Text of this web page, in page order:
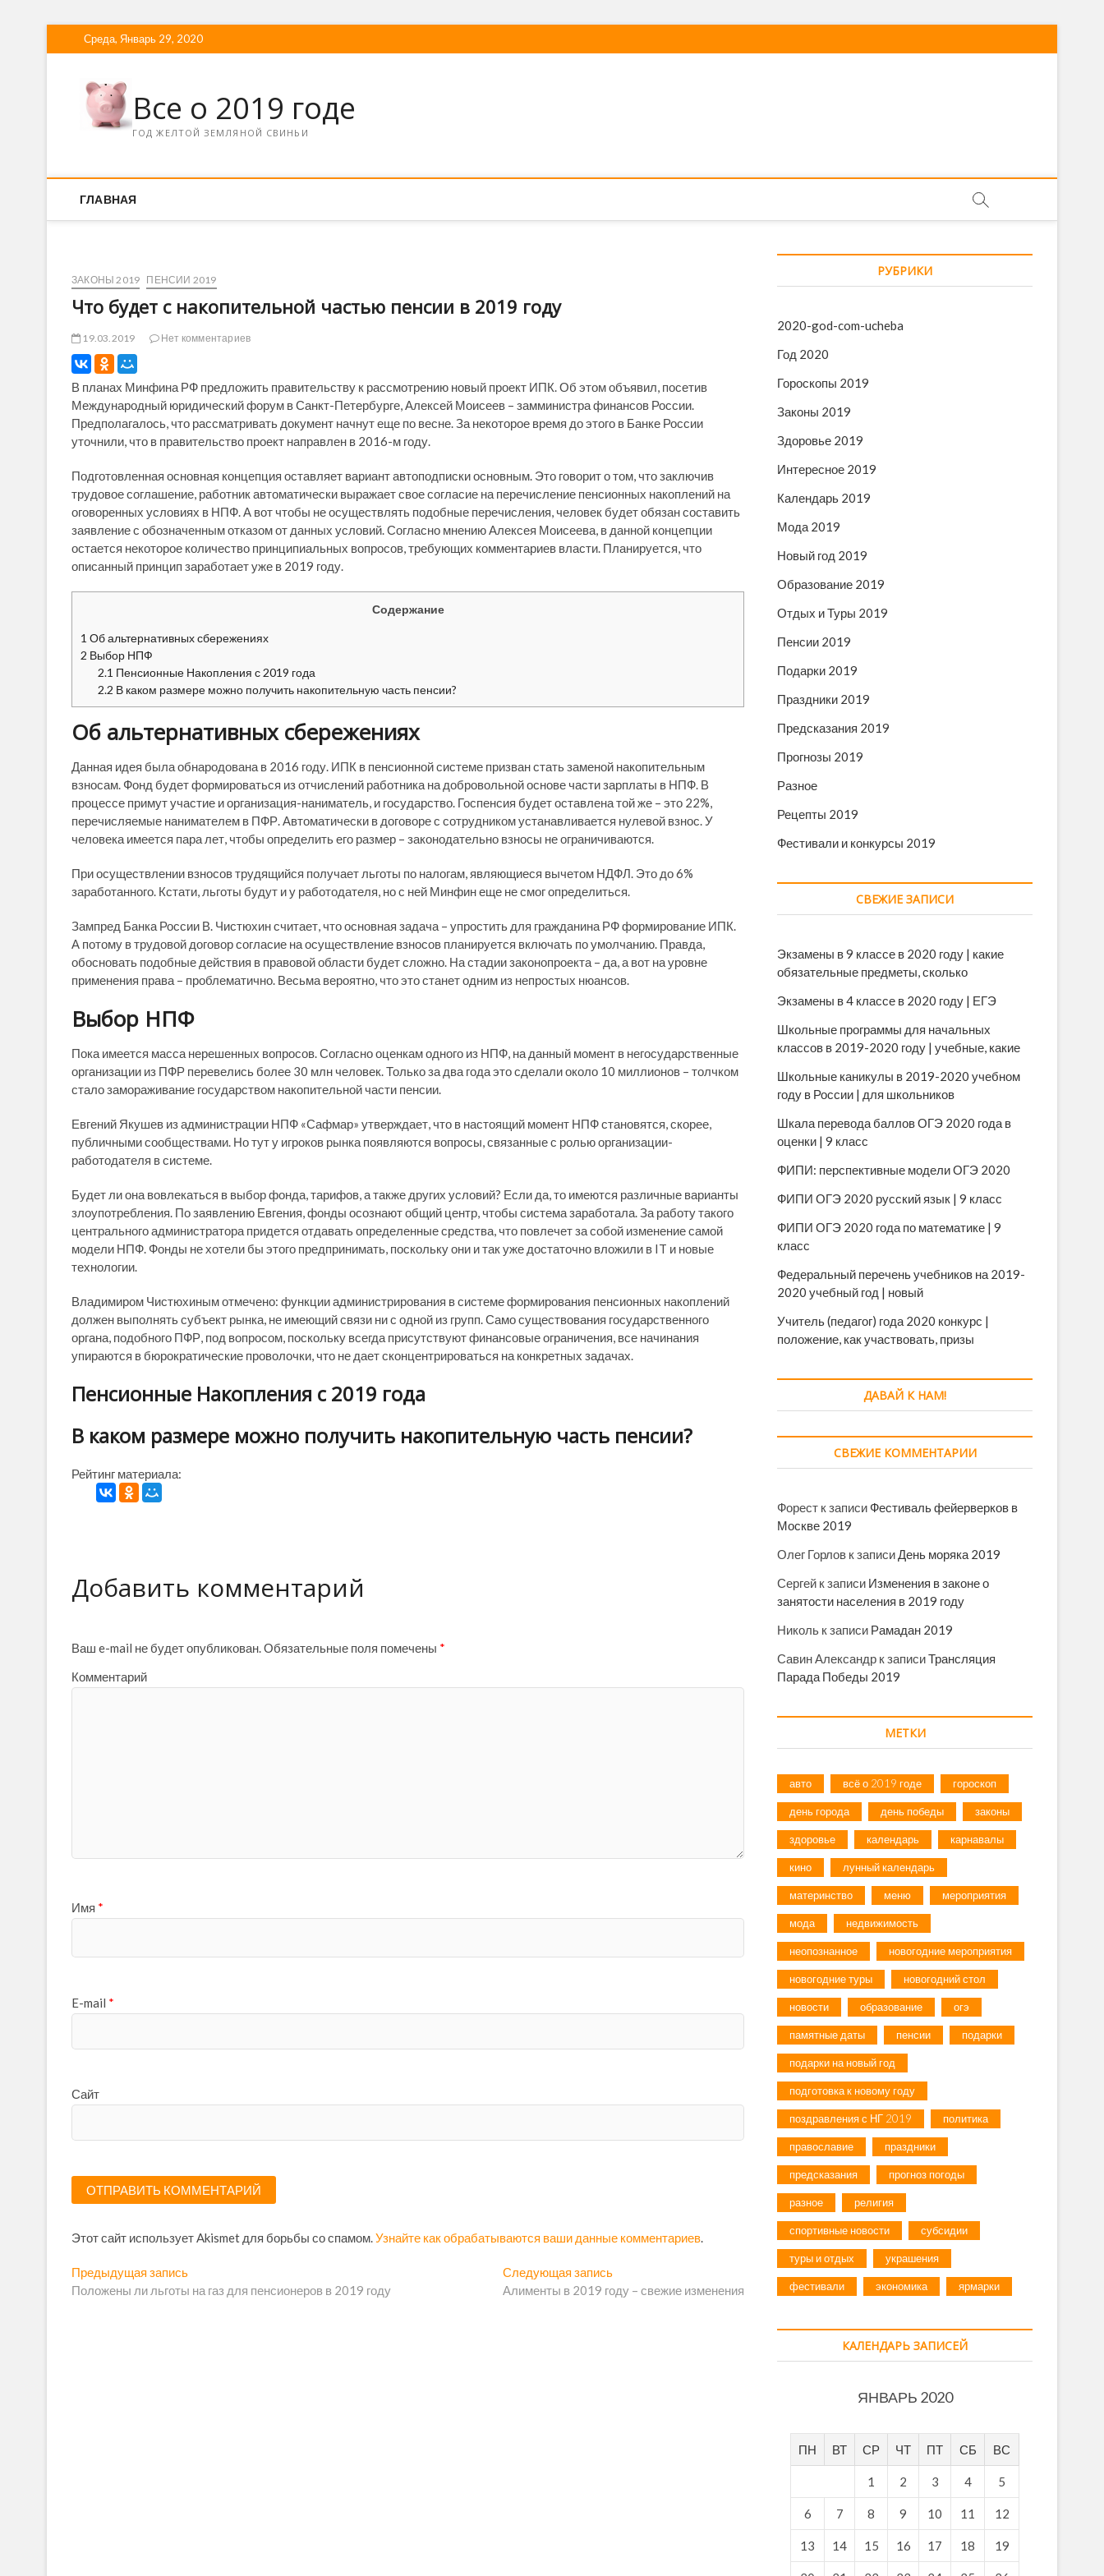
Среда, Январь 29, 2020
Все о 2019 годе
ГОД ЖЕЛТОЙ ЗЕМЛЯНОЙ СВИНЬИ
ГЛАВНАЯ
ЗАКОНЫ 2019 ПЕНСИИ 2019
Что будет с накопительной частью пенсии в 2019 году
19.03.2019 Нет комментариев
В планах Минфина РФ предложить правительству к рассмотрению новый проект ИПК. Об этом объявил, посетив
Международный юридический форум в Санкт-Петербурге, Алексей Моисеев – замминистра финансов России.
Предполагалось, что рассматривать документ начнут еще по весне. За некоторое время до этого в Банке России
уточнили, что в правительство проект направлен в 2016-м году.
Подготовленная основная концепция оставляет вариант автоподписки основным. Это говорит о том, что заключив
трудовое соглашение, работник автоматически выражает свое согласие на перечисление пенсионных накоплений на
оговоренных условиях в НПФ. А вот чтобы не осуществлять подобные перечисления, человек будет обязан составить
заявление с обозначенным отказом от данных условий. Согласно мнению Алексея Моисеева, в данной концепции
остается некоторое количество принципиальных вопросов, требующих комментариев власти. Планируется, что
описанный принцип заработает уже в 2019 году.
Содержание
1 Об альтернативных сбережениях
2 Выбор НПФ
2.1 Пенсионные Накопления с 2019 года
2.2 В каком размере можно получить накопительную часть пенсии?
Об альтернативных сбережениях
Данная идея была обнародована в 2016 году. ИПК в пенсионной системе призван стать заменой накопительным
взносам. Фонд будет формироваться из отчислений работника на добровольной основе части зарплаты в НПФ. В
процессе примут участие и организация-наниматель, и государство. Госпенсия будет оставлена той же – это 22%,
перечисляемые нанимателем в ПФР. Автоматически в договоре с сотрудником устанавливается нулевой взнос. У
человека имеется пара лет, чтобы определить его размер – законодательно взносы не ограничиваются.
При осуществлении взносов трудящийся получает льготы по налогам, являющиеся вычетом НДФЛ. Это до 6%
заработанного. Кстати, льготы будут и у работодателя, но с ней Минфин еще не смог определиться.
Зампред Банка России В. Чистюхин считает, что основная задача – упростить для гражданина РФ формирование ИПК.
А потому в трудовой договор согласие на осуществление взносов планируется включать по умолчанию. Правда,
обосновать подобные действия в правовой области будет сложно. На стадии законопроекта – да, а вот на уровне
применения права – проблематично. Весьма вероятно, что это станет одним из непростых нюансов.
Выбор НПФ
Пока имеется масса нерешенных вопросов. Согласно оценкам одного из НПФ, на данный момент в негосударственные
организации из ПФР перевелись более 30 млн человек. Только за два года это сделали около 10 миллионов – толчком
стало замораживание государством накопительной части пенсии.
Евгений Якушев из администрации НПФ «Сафмар» утверждает, что в настоящий момент НПФ становятся, скорее,
публичными сообществами. Но тут у игроков рынка появляются вопросы, связанные с ролью организации-
работодателя в системе.
Будет ли она вовлекаться в выбор фонда, тарифов, а также других условий? Если да, то имеются различные варианты
злоупотребления. По заявлению Евгения, фонды осознают общий центр, чтобы система заработала. За работу такого
центрального администратора придется отдавать определенные средства, что повлечет за собой изменение самой
модели НПФ. Фонды не хотели бы этого предпринимать, поскольку они и так уже достаточно вложили в IT и новые
технологии.
Владимиром Чистюхиным отмечено: функции администрирования в системе формирования пенсионных накоплений
должен выполнять субъект рынка, не имеющий связи ни с одной из групп. Само существования государственного
органа, подобного ПФР, под вопросом, поскольку всегда присутствуют финансовые ограничения, все начинания
упираются в бюрократические проволочки, что не дает сконцентрироваться на конкретных задачах.
Пенсионные Накопления с 2019 года
В каком размере можно получить накопительную часть пенсии?
Рейтинг материала:
Добавить комментарий
Ваш e-mail не будет опубликован. Обязательные поля помечены *
Комментарий
Имя *
E-mail *
Сайт
Этот сайт использует Akismet для борьбы со спамом.Узнайте как обрабатываются ваши данные комментариев.
Н
а
Предыдущая запись
р
Положены ли льготы на газ для пенсионеров в 2019 году
Следующая запись
л
Алименты в 2019 году – свежие изменения
РУБРИКИ
2020-god-com-ucheba
Год 2020
Гороскопы 2019
Законы 2019
Здоровье 2019
Интересное 2019
Календарь 2019
Мода 2019
Новый год 2019
Образование 2019
Отдых и Туры 2019
Пенсии 2019
Подарки 2019
Праздники 2019
Предсказания 2019
Прогнозы 2019
Разное
Рецепты 2019
Фестивали и конкурсы 2019
СВЕЖИЕ ЗАПИСИ
Экзамены в 9 классе в 2020 году | какие
обязательные предметы, сколько
Экзамены в 4 классе в 2020 году | ЕГЭ
Школьные программы для начальных
классов в 2019-2020 году | учебные, какие
Школьные каникулы в 2019-2020 учебном
году в России | для школьников
Шкала перевода баллов ОГЭ 2020 года в
оценки | 9 класс
ФИПИ: перспективные модели ОГЭ 2020
ФИПИ ОГЭ 2020 русский язык | 9 класс
ФИПИ ОГЭ 2020 года по математике | 9
класс
Федеральный перечень учебников на 2019-
2020 учебный год | новый
Учитель (педагог) года 2020 конкурс |
положение, как участвовать, призы
ДАВАЙ К НАМ!
СВЕЖИЕ КОММЕНТАРИИ
Форест к записи Фестиваль фейерверков в
Москве 2019
Олег Горлов к записиДень моряка 2019
Сергей к записи Изменения в законе о
занятости населения в 2019 году
Николь к записи Рамадан 2019
Савин Александр к записиТрансляция
Парада Победы 2019
МЕТКИ
авто всё о 2019 годе гороскоп
день города день победы законы
здоровье календарь карнавалы
кино лунный календарь
материнство меню мероприятия
мода недвижимость
неопознанное новогодние мероприятия
новогодние туры новогодний стол
новости образование огэ
памятные даты пенсии подарки
подарки на новый год
подготовка к новому году
поздравления с НГ 2019 политика
православие праздники
предсказания прогноз погоды
разное религия
спортивные новости субсидии
туры и отдых украшения
фестивали экономика ярмарки
КАЛЕНДАРЬ ЗАПИСЕЙ
ЯНВАРЬ 2020
ПН ВТ СР ЧТ ПТ СБ ВС
1 2 3 4 5
6 7 8 9 10 11 12
13 14 15 16 17 18 19